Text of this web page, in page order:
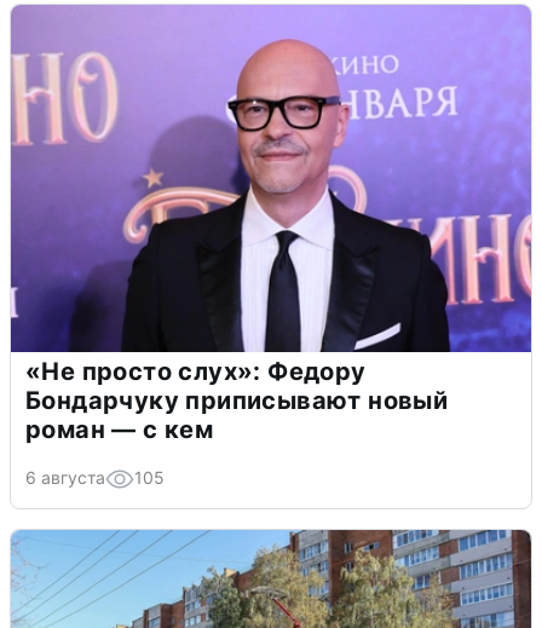
«Не просто слух»: Федору
Бондарчуку приписывают новый
роман — с кем
6 августа 105